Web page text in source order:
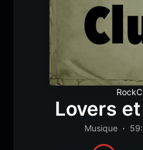
Lovers
Musique